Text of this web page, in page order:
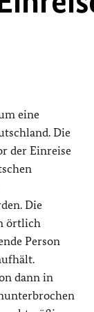
eine
Die
der Einreise
Die
örtlich
Person
dann in